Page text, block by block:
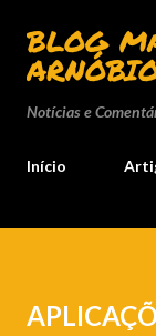
BLOG
Notícias e
Início